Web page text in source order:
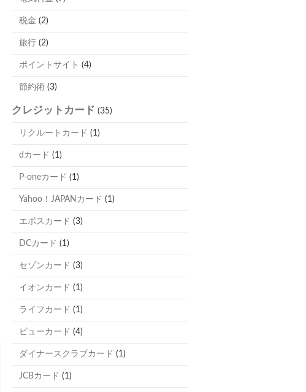
税金 (2)
旅行 (2)
ポイントサイト (4)
節約術 (3)
クレジットカード (35)
リクルートカード (1)
dカード (1)
P-oneカード (1)
Yahoo！JAPANカード (1)
エポスカード (3)
DCカード (1)
セゾンカード (3)
イオンカード (1)
ライフカード (1)
ビューカード (4)
ダイナースクラブカード (1)
JCBカード (1)